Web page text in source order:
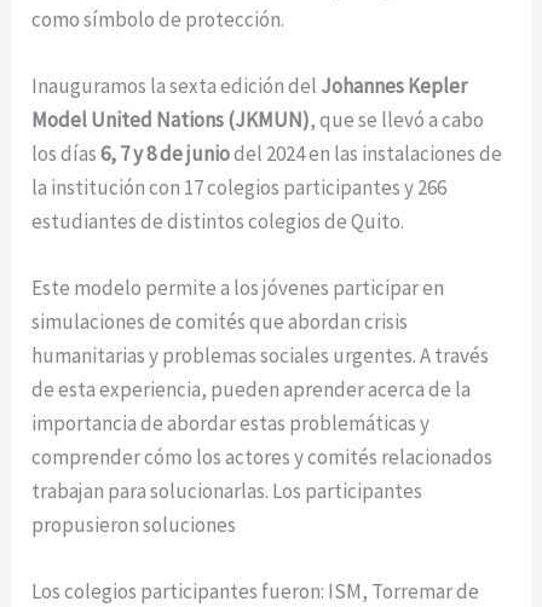
como símbolo de protección.
Inauguramos la sexta edición del Johannes Kepler
Model United Nations (JKMUN), que se llevó a cabo
los días6, 7 y 8 de juniodel 2024 en las instalaciones de
la institución con 17 colegios participantes y 266
estudiantes de distintos colegios de Quito.
Este modelo permite a los jóvenes participar en
simulaciones de comités que abordan crisis
humanitarias y problemas sociales urgentes. A través
de esta experiencia, pueden aprender acerca de la
importancia de abordar estas problemáticas y
comprender cómo los actores y comités relacionados
trabajan para solucionarlas. Los participantes
propusieron soluciones
Los colegios participantes fueron: ISM, Torremar de